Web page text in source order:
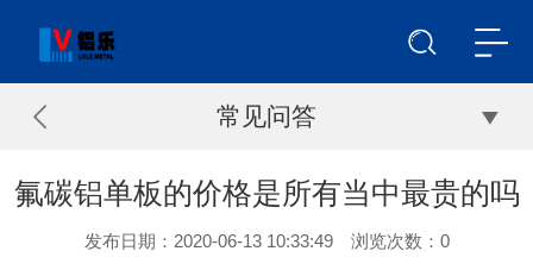
常见问答
氟碳铝单板的价格是所有当中最贵的吗
发布日期：2020-06-13 10:33:49 浏览次数： 0